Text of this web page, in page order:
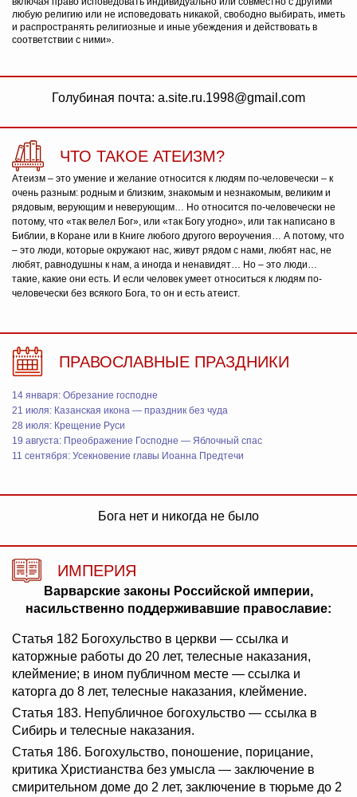
любую религию или не исповедовать никакой, свободно выбирать, иметь
и распространять религиозные и иные убеждения и действовать в
соответствии с ними».
Голубиная почта: a.site.ru.1998@gmail.com
ЧТО ТАКОЕ АТЕИЗМ?
Атеизм – это умение и желание относится к людям по-человечески – к
очень разным: родным и близким, знакомым и незнакомым, великим и
рядовым, верующим и неверующим… Но относится по-человечески не
потому, что «так велел Бог», или «так Богу угодно», или так написано в
Библии, в Коране или в Книге любого другого вероучения… А потому, что
– это люди, которые окружают нас, живут рядом с нами, любят нас, не
любят, равнодушны к нам, а иногда и ненавидят… Но – это люди…
такие, какие они есть. И если человек умеет относиться к людям по-
человечески без всякого Бога, то он и есть атеист.
ПРАВОСЛАВНЫЕ ПРАЗДНИКИ
14 января: Обрезание господне
21 июля: Казанская икона — праздник без чуда
28 июля: Крещение Руси
19 августа: Преображение Господне — Яблочный спас
11 сентября: Усекновение главы Иоанна Предтечи
Бога нет и никогда не было
ИМПЕРИЯ
Варварские законы Российской империи,
насильственно поддерживавшие православие:
Статья 182 Богохульство в церкви — ссылка и
каторжные работы до 20 лет, телесные наказания,
клеймение; в ином публичном месте — ссылка и
каторга до 8 лет, телесные наказания, клеймение.
Статья 183. Непубличное богохульство — ссылка в
Сибирь и телесные наказания.
Статья 186. Богохульство, поношение, порицание,
критика Христианства без умысла — заключение в
смирительном доме до 2 лет, заключение в тюрьме до 2